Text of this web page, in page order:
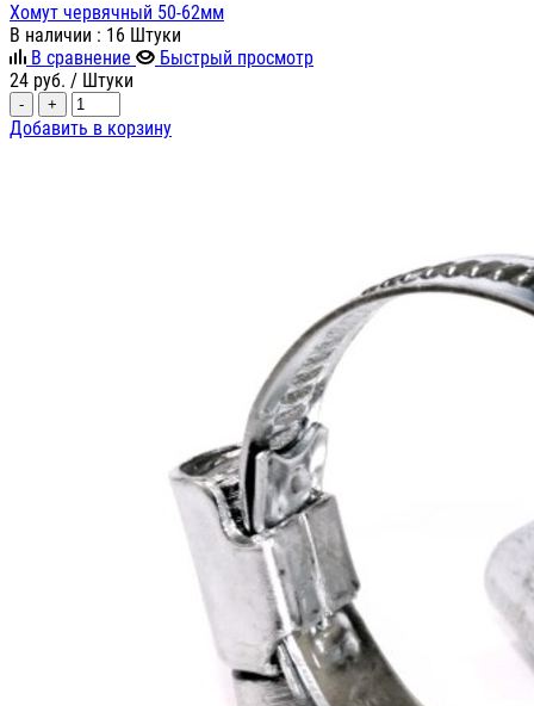
Хомут червячный 50-62мм
В наличии : 16 Штуки
В сравнение
Быстрый просмотр
24 руб. / Штуки
- +
Добавить в корзину